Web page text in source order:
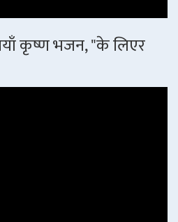
कृष्ण भजन, "के लिएर